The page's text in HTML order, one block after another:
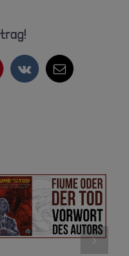
Vk
E-
Mail